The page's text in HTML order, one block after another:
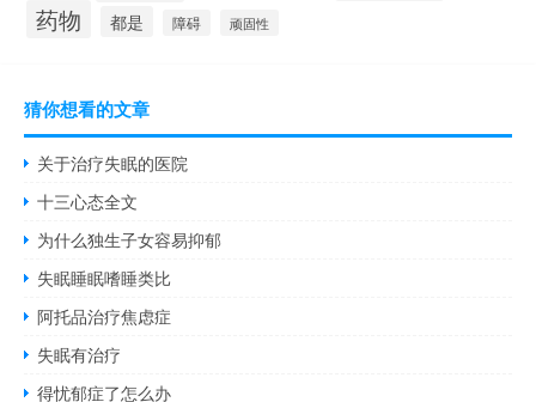
药物 都是 障碍 顽固性
猜你想看的文章
关于治疗失眠的医院
十三心态全文
为什么独生子女容易抑郁
失眠睡眠嗜睡类比
阿托品治疗焦虑症
失眠有治疗
得忧郁症了怎么办